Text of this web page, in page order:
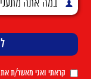
קראתי ואני מאשר/ת את